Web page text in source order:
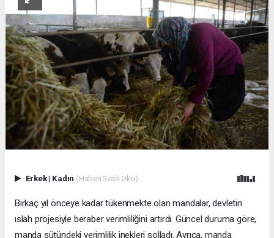
Erkek| Kadın (Haberi Sesli Oku)
Birkaç yıl önceye kadar tükenmekte olan mandalar, devletin
ıslah projesiyle beraber verimliliğini artırdı. Güncel duruma göre,
manda sütündeki verimlilik inekleri solladı. Ayrıca, manda